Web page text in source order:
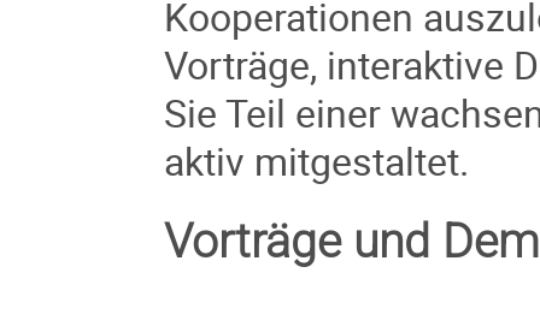
Kooperationen
Vorträge, interaktive
Sie Teil einer
aktiv mitgestaltet.
Vorträge und